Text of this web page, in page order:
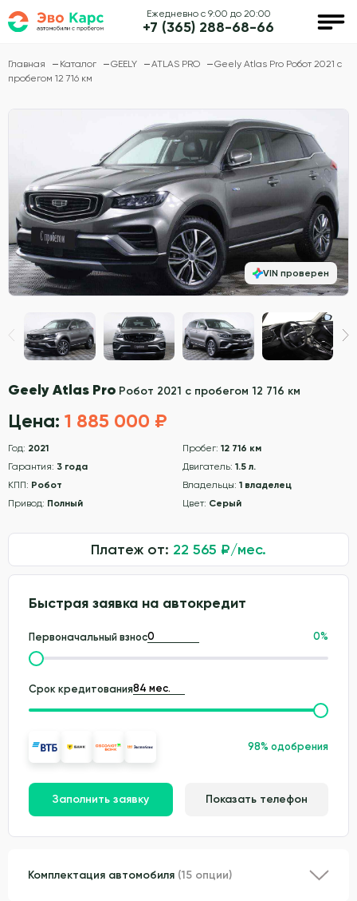
Ежедневно с 9:00 до 20:00
+7 (365) 288-68-66
Главная Каталог GEELY ATLAS PRO
Geely Atlas Pro Робот 2021 с
пробегом 12 716 км
Geely Atlas Pro Робот 2021 с пробегом 12 716 км
Цена: 1 885 000 ₽
Год: 2021 Пробег: 12 716 км
Гарантия: 3 года Двигатель: 1.5 л.
КПП: Робот Владельцы: 1 владелец
Привод: Полный Цвет: Серый
Платеж от: 22 565 ₽/мес.
Быстрая заявка на автокредит
Первоначальный взнос 0%
Срок кредитования
98% одобрения
Заполнить заявку Показать телефон
VIN проверен
Комплектация автомобиля (15 опции)